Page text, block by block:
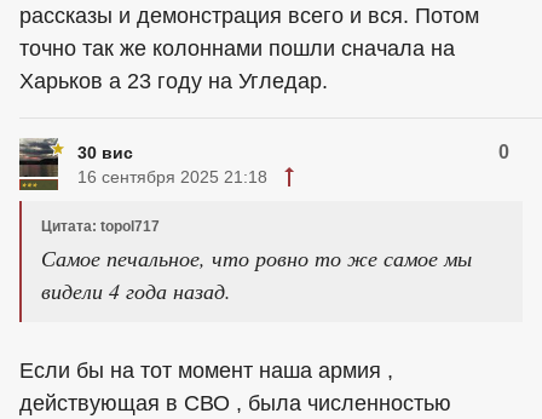
рассказы и демонстрация всего и вся. Потом
точно так же колоннами пошли сначала на
Харьков а 23 году на Угледар.
30 вис 0
16 сентября 2025 21:18
Цитата: topol717
Самое печальное, что ровно то же самое мы
видели 4 года назад.
Если бы на тот момент наша армия ,
действующая в СВО , была численностью